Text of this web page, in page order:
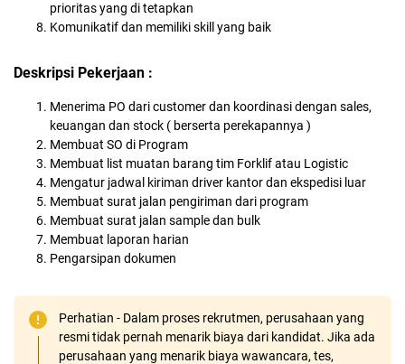
prioritas yang di tetapkan
Komunikatif dan memiliki skill yang baik
Deskripsi Pekerjaan :
Menerima PO dari customer dan koordinasi dengan sales,
keuangan dan stock ( berserta perekapannya )
Membuat SO di Program
Membuat list muatan barang tim Forklif atau Logistic
Mengatur jadwal kiriman driver kantor dan ekspedisi luar
Membuat surat jalan pengiriman dari program
Membuat surat jalan sample dan bulk
Membuat laporan harian
Pengarsipan dokumen
Perhatian - Dalam proses rekrutmen, perusahaan yang
resmi tidak pernah menarik biaya dari kandidat. Jika ada
perusahaan yang menarik biaya wawancara, tes,